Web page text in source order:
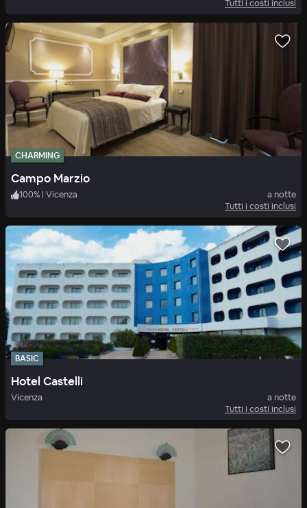
Tutti i costi inclusi
CHARMING
Campo Marzio
100% | Vicenza
a notte
Tutti i costi inclusi
BASIC
Hotel Castelli
Vicenza
a notte
Tutti i costi inclusi